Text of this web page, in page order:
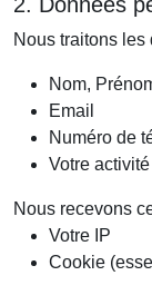
Nous traitons
Nom,
Email
Numéro de
Votre
Nous recevons
Votre IP
Cookie